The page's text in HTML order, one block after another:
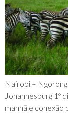
Nairobi –
Johannesburg 1º
manhã e conexão